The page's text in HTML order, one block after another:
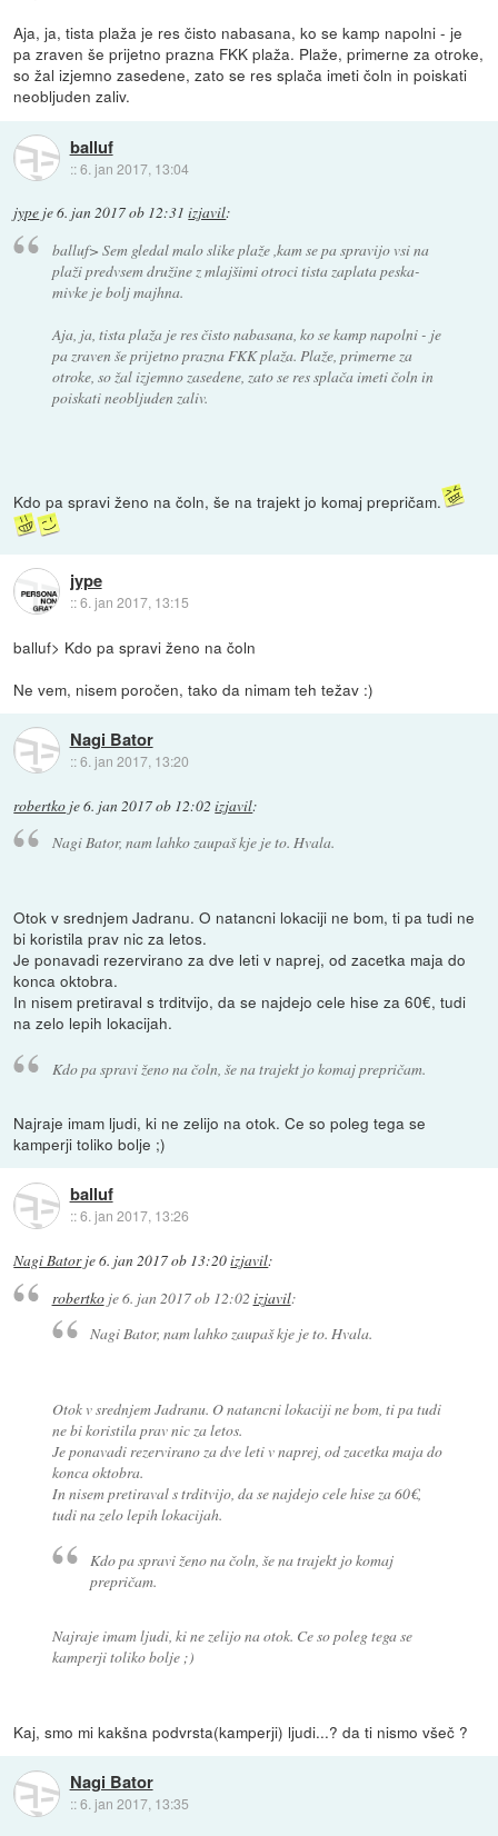
Aja, ja, tista plaža je res čisto nabasana, ko se kamp napolni - je
pa zraven še prijetno prazna FKK plaža. Plaže, primerne za otroke,
so žal izjemno zasedene, zato se res splača imeti čoln in poiskati
neobljuden zaliv.
balluf
::6. jan 2017, 13:04
jype je6. jan 2017 ob 12:31 izjavil:
balluf> Sem gledal malo slike plaže ,kam se pa spravijo vsi na
plaži predvsem družine z mlajšimi otroci tista zaplata peska-
mivke je bolj majhna.
Aja, ja, tista plaža je res čisto nabasana, ko se kamp napolni - je
pa zraven še prijetno prazna FKK plaža. Plaže, primerne za
otroke, so žal izjemno zasedene, zato se res splača imeti čoln in
poiskati neobljuden zaliv.
Kdo pa spravi ženo na čoln, še na trajekt jo komaj prepričam.
jype
::6. jan 2017, 13:15
balluf> Kdo pa spravi ženo na čoln
Ne vem, nisem poročen, tako da nimam teh težav :)
Nagi Bator
::6. jan 2017, 13:20
robertko je6. jan 2017 ob 12:02 izjavil:
Nagi Bator, nam lahko zaupaš kje je to. Hvala.
Otok v srednjem Jadranu. O natancni lokaciji ne bom, ti pa tudi ne
bi koristila prav nic za letos.
Je ponavadi rezervirano za dve leti v naprej, od zacetka maja do
konca oktobra.
In nisem pretiraval s trditvijo, da se najdejo cele hise za 60€, tudi
na zelo lepih lokacijah.
Kdo pa spravi ženo na čoln, še na trajekt jo komaj prepričam.
Najraje imam ljudi, ki ne zelijo na otok. Ce so poleg tega se
kamperji toliko bolje ;)
balluf
::6. jan 2017, 13:26
Nagi Batorje6. jan 2017 ob 13:20izjavil:
robertkoje6. jan 2017 ob 12:02 izjavil:
Nagi Bator, nam lahko zaupaš kje je to. Hvala.
Otok v srednjem Jadranu. O natancni lokaciji ne bom, ti pa tudi
ne bi koristila prav nic za letos.
Je ponavadi rezervirano za dve leti v naprej, od zacetka maja do
konca oktobra.
In nisem pretiraval s trditvijo, da se najdejo cele hise za 60€,
tudi na zelo lepih lokacijah.
Kdo pa spravi ženo na čoln, še na trajekt jo komaj
prepričam.
Najraje imam ljudi, ki ne zelijo na otok. Ce so poleg tega se
kamperji toliko bolje ;)
Kaj, smo mi kakšna podvrsta(kamperji) ljudi...? da ti nismo všeč ?
Nagi Bator
::6. jan 2017, 13:35